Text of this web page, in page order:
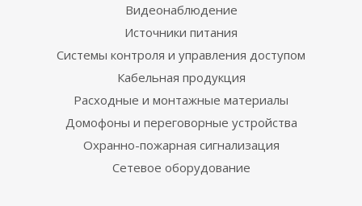
Видеонаблюдение
Источники питания
Системы контроля и управления доступом
Кабельная продукция
Расходные и монтажные материалы
Домофоны и переговорные устройства
Охранно-пожарная сигнализация
Сетевое оборудование